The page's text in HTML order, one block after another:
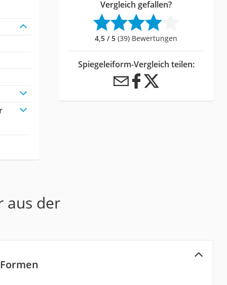
Vergleich gefallen?
4,5 / 5 (39) Bewertungen
Spiegeleiform-Vergleich teilen:
aus der